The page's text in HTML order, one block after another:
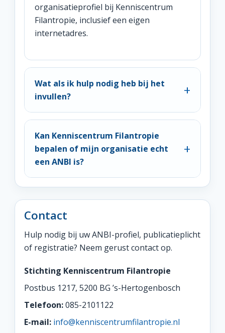
organisatieprofiel bij Kenniscentrum
Filantropie, inclusief een eigen
internetadres.
Wat als ik hulp nodig heb bij het
invullen?
Kan Kenniscentrum Filantropie
bepalen of mijn organisatie echt
een ANBI is?
Contact
Hulp nodig bij uw ANBI-profiel, publicatieplicht
of registratie? Neem gerust contact op.
Stichting Kenniscentrum Filantropie
Postbus 1217, 5200 BG ’s-Hertogenbosch
Telefoon:085-2101122
E-mail: info@kenniscentrumfilantropie.nl